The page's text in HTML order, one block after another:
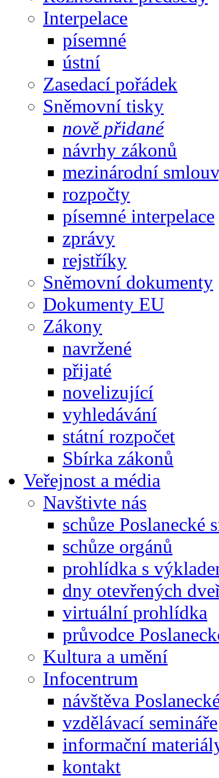
Interpelace
písemné
ústní
Zasedací pořádek
Sněmovní tisky
nově přidané
návrhy zákonů
mezinárodní
rozpočty
písemné interpelace
zprávy
rejstříky
Sněmovní dokumenty
Dokumenty EU
Zákony
navržené
přijaté
novelizující
vyhledávání
státní rozpočet
Sbírka zákonů
Veřejnost a média
Navštivte nás
schůze Poslanecké
schůze orgánů
prohlídka s
dny otevřených
virtuální prohlídka
průvodce
Kultura a umění
Infocentrum
návštěva
vzdělávací semináře
informační
kontakt